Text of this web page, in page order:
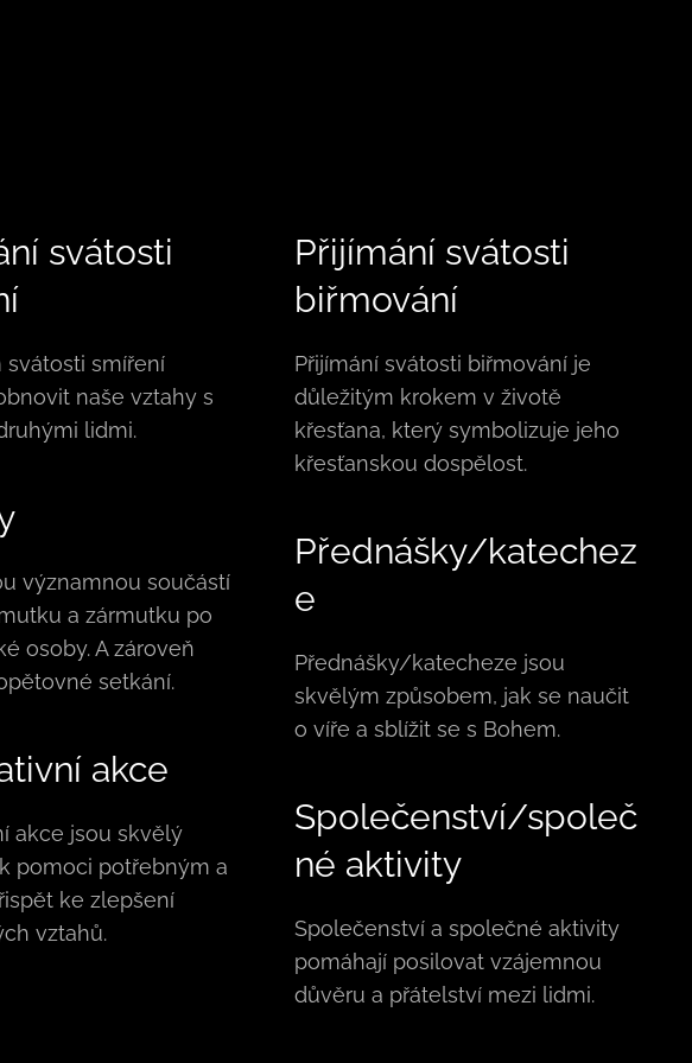
svátosti
svátosti smíření
naše vztahy s
lidmi.
významnou součástí
a zármutku po
osoby. A zároveň
setkání.
akce
akce jsou skvělý
pomoci potřebným a
ke zlepšení
vztahů.
Přijímání svátosti
biřmování
Přijímání svátosti biřmování je
důležitým krokem v životě
křesťana, který symbolizuje jeho
křesťanskou dospělost.
Přednášky/katechez
e
Přednášky/katecheze jsou
skvělým způsobem, jak se naučit
o víře a sblížit se s Bohem.
Společenství/společ
né aktivity
Společenství a společné aktivity
pomáhají posilovat vzájemnou
důvěru a přátelství mezi lidmi.